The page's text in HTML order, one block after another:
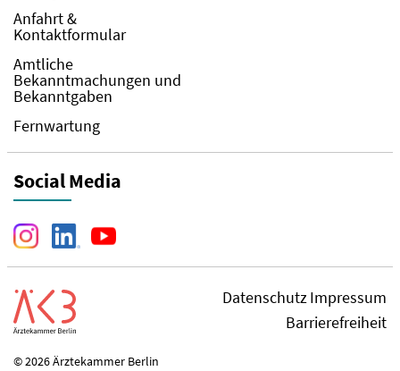
Anfahrt &
Kontaktformular
Amtliche
Bekanntmachungen und
Bekanntgaben
Fernwartung
Social Media
DatenschutzImpressum
Barrierefreiheit
© 2026 Ärztekammer Berlin